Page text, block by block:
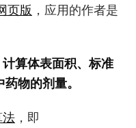
页版 ，应用的作者是
算体表面积、标准
物的剂量。
，即